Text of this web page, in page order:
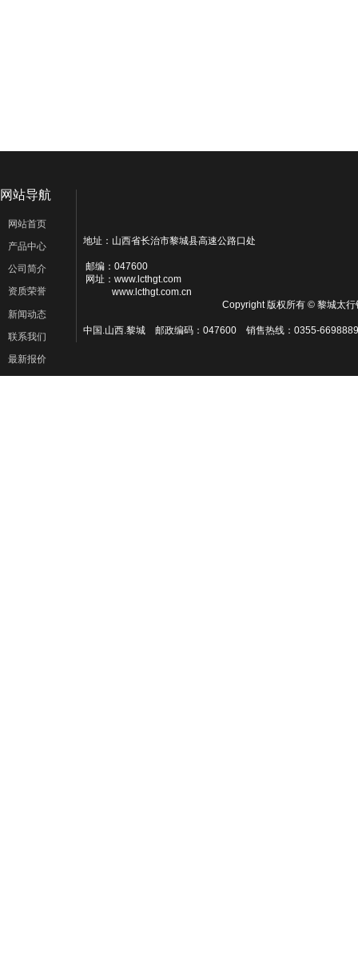
地址：山西省长治市黎城县高速公路口处
邮编：047600
网址：www.lcthgt.com
www.lcthgt.com.cn
Copyright 版权所有 © 黎城太
中国.山西.黎城 邮政编码：047600 销售热线：0355-
网站导航
网站首页
产品中心
公司简介
资质荣誉
新闻动态
联系我们
最新报价